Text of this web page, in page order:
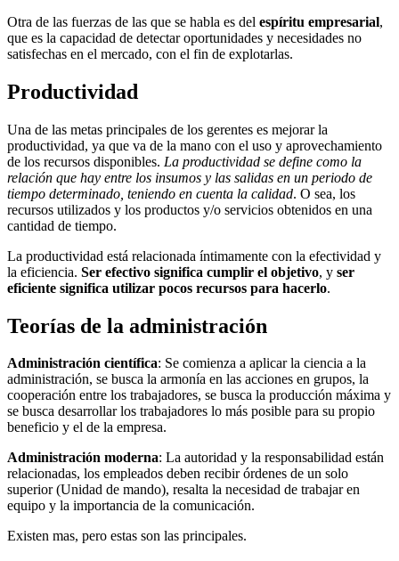
Otra de las fuerzas de las que se habla es del espíritu empresarial,
que es la capacidad de detectar oportunidades y necesidades no
satisfechas en el mercado, con el fin de explotarlas.
Productividad
Una de las metas principales de los gerentes es mejorar la
productividad, ya que va de la mano con el uso y aprovechamiento
de los recursos disponibles. La productividad se define como la
relación que hay entre los insumos y las salidas en un periodo de
tiempo determinado, teniendo en cuenta la calidad. O sea, los
recursos utilizados y los productos y/o servicios obtenidos en una
cantidad de tiempo.
La productividad está relacionada íntimamente con la efectividad y
la eficiencia. Ser efectivo significa cumplir el objetivo, y ser
eficiente significa utilizar pocos recursos para hacerlo.
Teorías de la administración
Administración científica: Se comienza a aplicar la ciencia a la
administración, se busca la armonía en las acciones en grupos, la
cooperación entre los trabajadores, se busca la producción máxima y
se busca desarrollar los trabajadores lo más posible para su propio
beneficio y el de la empresa.
Administración moderna: La autoridad y la responsabilidad están
relacionadas, los empleados deben recibir órdenes de un solo
superior (Unidad de mando), resalta la necesidad de trabajar en
equipo y la importancia de la comunicación.
Existen mas, pero estas son las principales.